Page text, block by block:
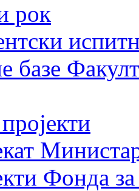
рок
базе
Фонда